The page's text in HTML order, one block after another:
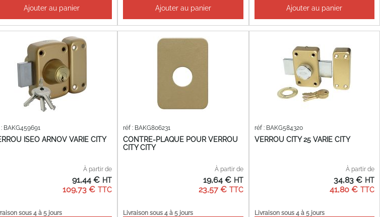
Ajouter au panier Ajouter au panier Ajouter au panier
ISEO ARNOV VARIE CITY
BAKG459691
À partir de
109,73 €
91,44 €
sous 4 à 5 jours
CONTRE-PLAQUE POUR VERROU
CITY CITY
réf : BAKG806231
À partir de
23,57 €
19,64 €
Livraison sous 4 à 5 jours
VERROU CITY 25 VARIE CITY
réf : BAKG584320
À partir de
41,80 €
34,83 €
Livraison sous 4 à 5 jours